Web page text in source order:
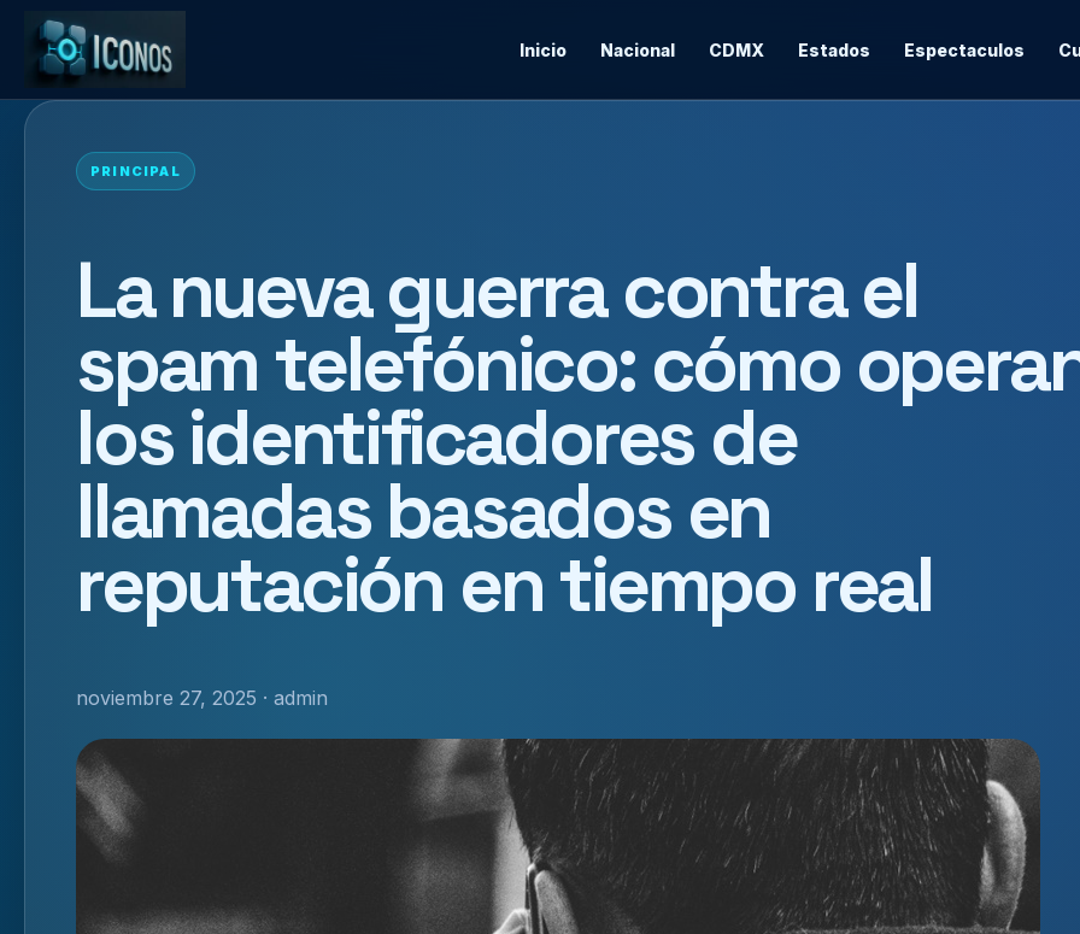
Inicio Nacional CDMX Estados Espectaculos
PRINCIPAL
La nueva guerra contra el
spam telefónico: cómo
los identificadores de
llamadas basados en
reputación en tiempo real
noviembre 27, 2025 · admin